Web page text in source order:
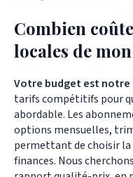
Combien
locales de
Votre budget est
tarifs compétitifs pour
abordable. Les
options mensuelles,
permettant de choisir la
finances. Nous